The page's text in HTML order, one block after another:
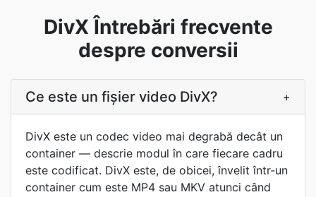
DivX Întrebări frecvente
despre conversii
Ce este un fișier video DivX? +
DivX este un codec video mai degrabă decât un
container — descrie modul în care fiecare cadru
este codificat. DivX este, de obicei, învelit într-un
container cum este MP4 sau MKV atunci când